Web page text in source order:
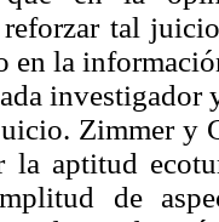
reforzar tal
en la
investigador
Zimmer y
la aptitud
de